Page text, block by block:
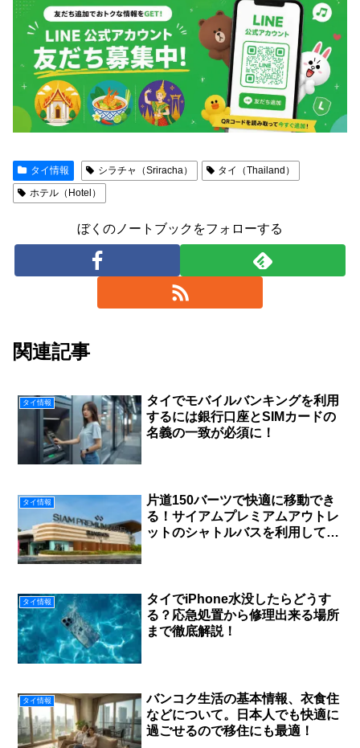
タイ情報 シラチャ（Sriracha）
タイ（Thailand）
ホテル（Hotel）
ぼくのノートブックをフォローする
関連記事
タイ情報
タイでモバイルバンキングを利用
するには銀行口座とSIMカードの
名義の一致が必須に！
タイ情報
片道150バーツで快適に移動でき
る！サイアムプレミアムアウトレ
ットのシャトルバスを利用してみ
タイ情報
タイでiPhone水没したらどうす
る？応急処置から修理出来る場所
まで徹底解説！
タイ情報
バンコク生活の基本情報、衣食住
などについて。日本人でも快適に
過ごせるので移住にも最適！